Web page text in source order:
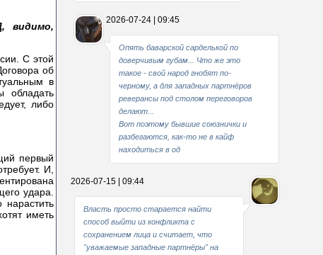
видимо,
С этой
об
в
обладать
либо
первый
И,
удара.
иметь
В свое время
2026-07-24 | 09:45
Опять баварской сарделькой по
доверчивым губам... Что же это
такое - свой народ гнобят по-
черному, а для западных партнёров
реверансы под столом переговоров
делают...
Вот поэтому бывшие союзнички и
разбегаются, как-то не в кайф
находиться в од
2026-07-15 | 09:44
Власть просто старается найти
способ выйти из конфликта с
сохранением лица и считает, что
"уважаемые западные партнёры" на